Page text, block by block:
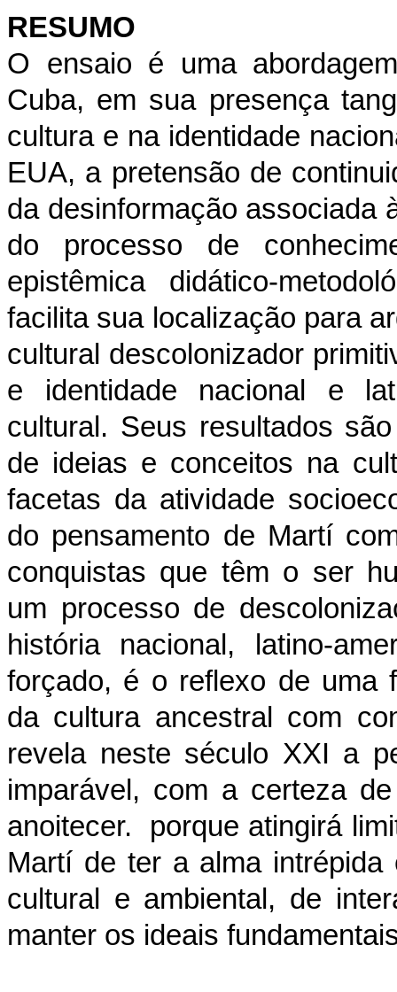
RESUMO
O ensaio é uma
Cuba, em sua presença
cultura e na identidade
EUA, a pretensão de
da desinformação associada
do processo de
epistêmica didático-
facilita sua localização para
cultural descolonizador
e identidade nacional e
cultural. Seus resultados
de ideias e conceitos na
facetas da atividade
do pensamento de Martí
conquistas que têm o ser
um processo de
história nacional, latino-
forçado, é o reflexo de uma
da cultura ancestral com
revela neste século XXI a
imparável, com a certeza
anoitecer. porque atingirá
Martí de ter a alma
cultural e ambiental, de
manter os ideais